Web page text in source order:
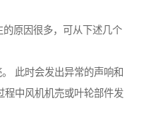
原因很多，可从下述几个
此时会发出异常的声响和
程中风机机売或叶轮部件发